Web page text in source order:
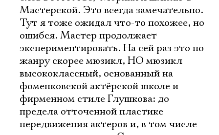
Мастерской. Это всегда замечательно.
Тут я тоже ожидал что-то похожее, но
ошибся. Мастер продолжает
экспериментировать. На сей раз это по
жанру скорее мюзикл, НО мюзикл
высококлассный, основанный на
фоменковской актёрской школе и
фирменном стиле Глушкова: до
предела отточенной пластике
передвижения актеров и, в том числе